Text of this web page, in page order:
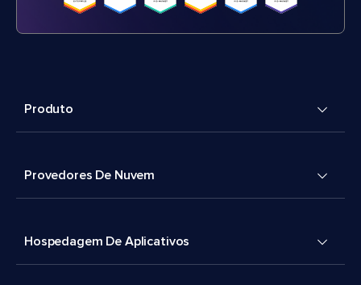
Produto
Provedores De Nuvem
Hospedagem De Aplicativos